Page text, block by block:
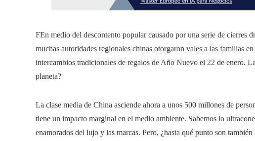
FEn medio del descontento popular causado por una serie de cierres
muchas autoridades regionales chinas otorgaron vales a las familias
intercambios tradicionales de regalos de Año Nuevo el 22 de enero.
planeta?
La clase media de China asciende ahora a unos 500 millones de
tiene un impacto marginal en el medio ambiente. Sabemos lo
enamorados del lujo y las marcas. Pero, ¿hasta qué punto son